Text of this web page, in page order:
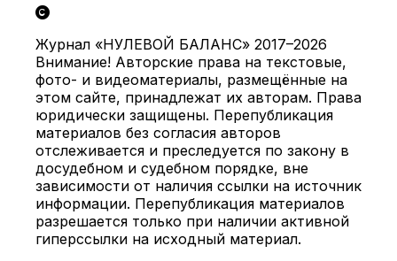
Журнал «НУЛЕВОЙ БАЛАНС» 2017–2026
Внимание! Авторские права на текстовые,
фото- и видеоматериалы, размещённые на
этом сайте, принадлежат их авторам. Права
юридически защищены. Перепубликация
материалов без согласия авторов
отслеживается и преследуется по закону в
досудебном и судебном порядке, вне
зависимости от наличия ссылки на источник
информации. Перепубликация материалов
разрешается только при наличии активной
гиперссылки на исходный материал.